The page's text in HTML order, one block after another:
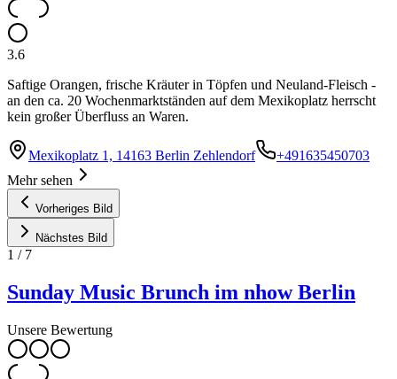
3.6
Saftige Orangen, frische Kräuter in Töpfen und Neuland-Fleisch -
an den ca. 20 Wochenmarktständen auf dem Mexikoplatz herrscht
kein großer Überfluss an Waren.
Mexikoplatz 1, 14163 Berlin Zehlendorf
+491635450703
Mehr sehen
Vorheriges Bild
Nächstes Bild
1 / 7
Sunday Music Brunch im nhow Berlin
Unsere Bewertung